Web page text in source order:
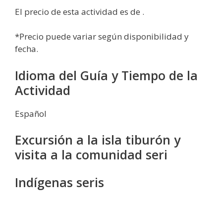
El precio de esta actividad es de .
*Precio puede variar según disponibilidad y
fecha.
Idioma del Guía y Tiempo de la
Actividad
Español
Excursión a la isla tiburón y
visita a la comunidad seri
Indígenas seris